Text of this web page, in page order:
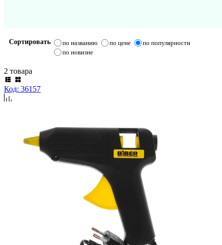
Сортировать по названию по цене
по популярности
по новизне
2 товара
Код: 36157